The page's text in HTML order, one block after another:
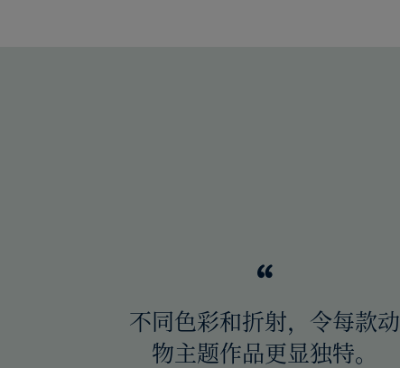
不同色彩和折射，令每款动
物主题作品更显独特。